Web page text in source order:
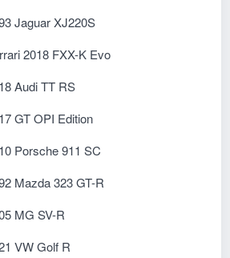
Jaguar XJ220S
2018 FXX-K Evo
Audi TT RS
GT OPI Edition
Porsche 911 SC
Mazda 323 GT-R
MG SV-R
VW Golf R